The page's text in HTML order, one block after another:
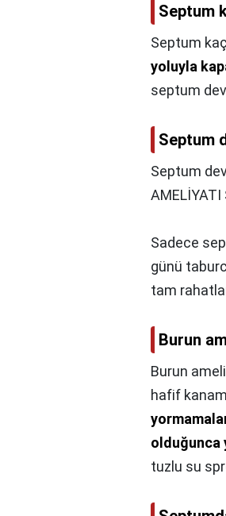
Septum
Septum
yoluyla
septum
Septum
Septum
AMELİYATI
Sadece
günü
tam
Burun
Burun
hafif
olduğunca
tuzlu su